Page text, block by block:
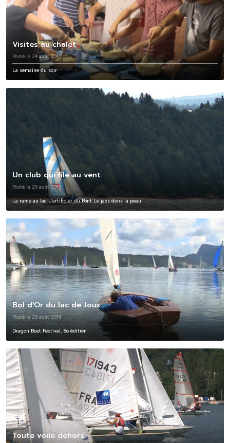
Visites au chalet
Posté le 24 août 2017
La semaine du soir
Un club qui file au vent
Posté le 25 août 2016
La rame au lac L’artificier du Pont Le jazz dans la peau
Bol d'Or du lac de Joux
Posté le 28 août 2014
Dragon Boat Festival, 8e édition
Toute voile dehors